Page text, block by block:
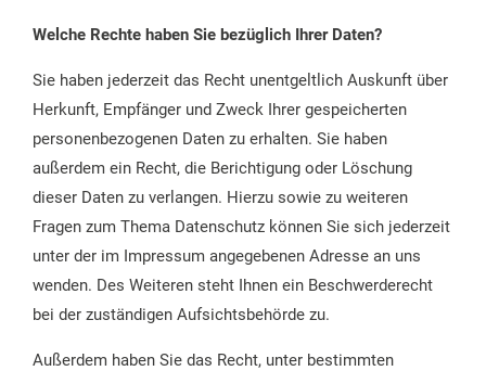
Welche Rechte haben Sie bezüglich Ihrer Daten?
Sie haben jederzeit das Recht unentgeltlich Auskunft über
Herkunft, Empfänger und Zweck Ihrer gespeicherten
personenbezogenen Daten zu erhalten. Sie haben
außerdem ein Recht, die Berichtigung oder Löschung
dieser Daten zu verlangen. Hierzu sowie zu weiteren
Fragen zum Thema Datenschutz können Sie sich jederzeit
unter der im Impressum angegebenen Adresse an uns
wenden. Des Weiteren steht Ihnen ein Beschwerderecht
bei der zuständigen Aufsichtsbehörde zu.
Außerdem haben Sie das Recht, unter bestimmten